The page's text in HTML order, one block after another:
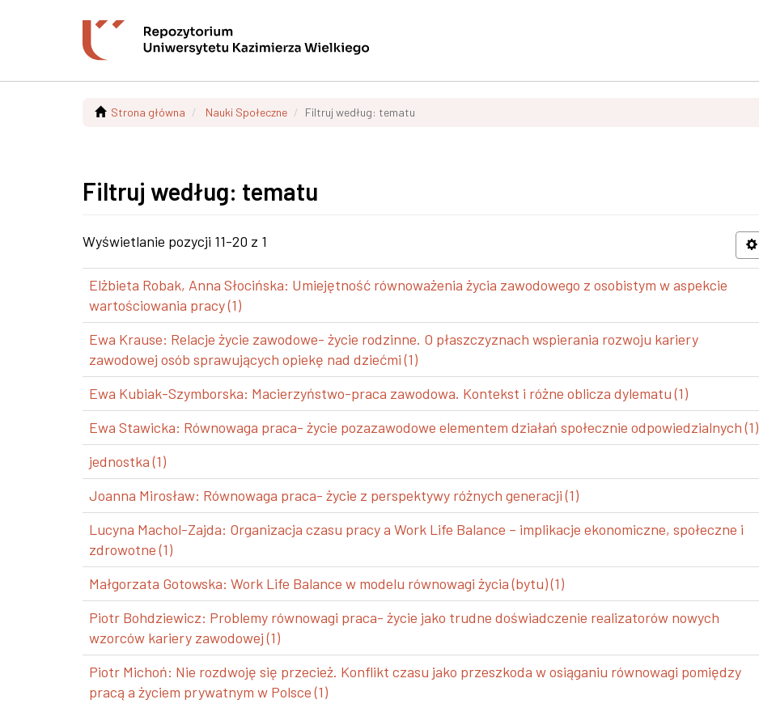
Strona główna Nauki Społeczne Filtruj według: tematu
Filtruj według: tematu
Wyświetlanie pozycji 11-20 z 1
Elżbieta Robak, Anna Słocińska: Umiejętność równoważenia życia zawodowego z osobistym w aspekcie
wartościowania pracy (1)
Ewa Krause: Relacje życie zawodowe- życie rodzinne. O płaszczyznach wspierania rozwoju kariery
zawodowej osób sprawujących opiekę nad dziećmi (1)
Ewa Kubiak-Szymborska: Macierzyństwo-praca zawodowa. Kontekst i różne oblicza dylematu (1)
Ewa Stawicka: Równowaga praca- życie pozazawodowe elementem działań społecznie odpowiedzialnych (1)
jednostka (1)
Joanna Mirosław: Równowaga praca- życie z perspektywy różnych generacji (1)
Lucyna Machol-Zajda: Organizacja czasu pracy a Work Life Balance – implikacje ekonomiczne, społeczne i
zdrowotne (1)
Małgorzata Gotowska: Work Life Balance w modelu równowagi życia (bytu) (1)
Piotr Bohdziewicz: Problemy równowagi praca- życie jako trudne doświadczenie realizatorów nowych
wzorców kariery zawodowej (1)
Piotr Michoń: Nie rozdwoję się przecież. Konflikt czasu jako przeszkoda w osiąganiu równowagi pomiędzy
pracą a życiem prywatnym w Polsce (1)